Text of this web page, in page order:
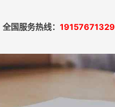
全国服务热线： 19157671329